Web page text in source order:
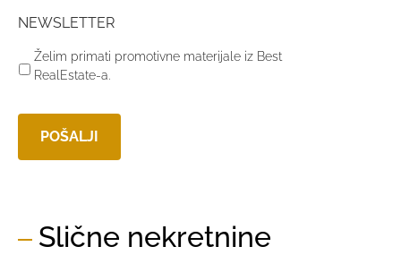
NEWSLETTER
Želim primati promotivne materijale iz Best
RealEstate-a.
Slične nekretnine